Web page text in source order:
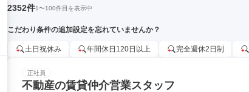
2352件1〜100件目を表示中
こだわり条件の追加設定を忘れていませんか？
土日祝休み 年間休日120日以上 完全週休2日制
正社員
不動産の賃貸仲介営業スタッフ